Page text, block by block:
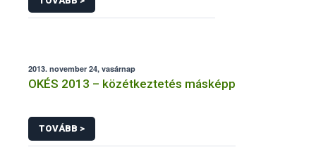
2013. november 24, vasárnap
OKÉS 2013 – közétkeztetés másképp
TOVÁBB >